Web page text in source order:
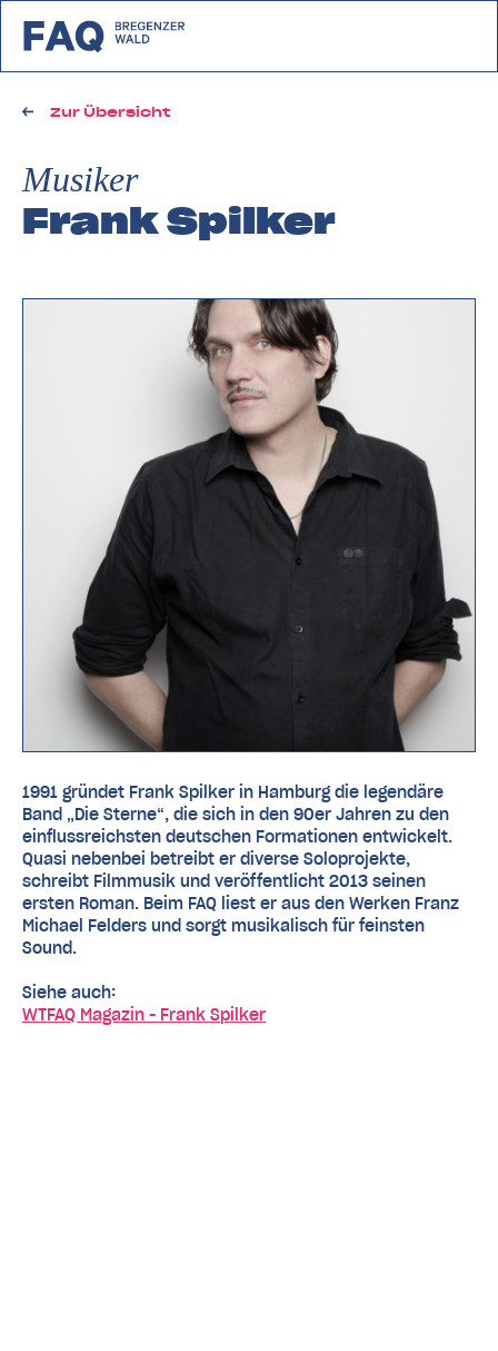
Zur Übersicht
Musiker
Frank Spilker
1991 gründet Frank Spilker in Hamburg die legendäre
Band „Die Sterne“, die sich in den 90er Jahren zu den
einflussreichsten deutschen Formationen entwickelt.
Quasi nebenbei betreibt er diverse Soloprojekte,
schreibt Filmmusik und veröffentlicht 2013 seinen
ersten Roman. Beim FAQ liest er aus den Werken Franz
Michael Felders und sorgt musikalisch für feinsten
Sound.
Siehe auch:
WTFAQ Magazin - Frank Spilker